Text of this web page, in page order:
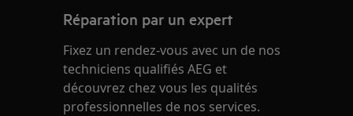
Réparation par un expert
Fixez un rendez-vous avec un de nos
techniciens qualifiés AEG et
découvrez chez vous les qualités
professionnelles de nos services.